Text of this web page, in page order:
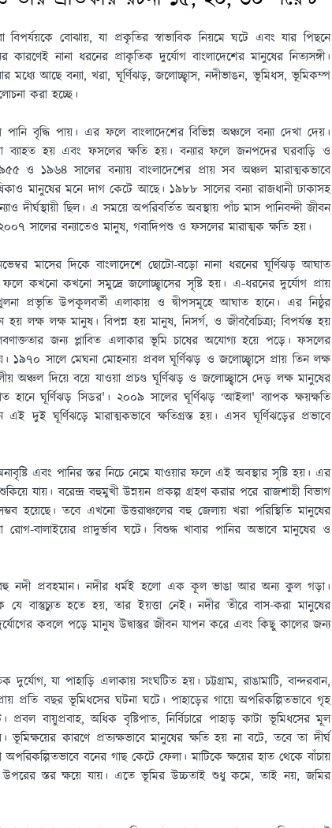
বােঝায়, যা প্রকৃতির স্বাভাবিক নিয়মে ঘটে এবং যার পিছনে
নানা ধরনের প্রাকৃতিক দুর্যোগ বাংলাদেশের মানুষের নিত্যসঙ্গী।
মধ্যে আছে বন্যা, খরা, ঘূর্ণিঝড়, জলোচ্ছ্বাস, নদীভাঙন, ভূমিধস, ভূমিকম্প
করা হচ্ছে।
বৃদ্ধি পায়। এর ফলে বাংলাদেশের বিভিন্ন অঞ্চলে বন্যা দেখা দেয়।
ব্যাহত হয় এবং ফসলের ক্ষতি হয়। বন্যার ফলে জনপদের ঘরবাড়ি ও
ও ১৯৬৪ সালের বন্যায় বাংলাদেশের প্রায় সব অঞ্চল মারাত্মকভাবে
মানুষের মনে দাগ কেটে আছে। ১৯৮৮ সালের বন্যা রাজধানী ঢাকাসহ
দীর্ঘস্থায়ী ছিল। এ সময়ে অপরিবর্তিত অবস্থায় পাঁচ মাস পানিবন্দী জীবন
সালের বন্যাতেও মানুষ, গবাদিপশু ও ফসলের মারাত্মক ক্ষতি হয়।
মাসের দিকে বাংলাদেশে ছােটো-বড়াে নানা ধরনের ঘূর্ণিঝড় আঘাত
কখনাে কখনাে সমুদ্রে জলােচ্ছ্বাসের সৃষ্টি হয়। এ-ধরনের দুর্যোগ প্রায়
খুলনা প্রভৃতি উপকূলবর্তী এলাকায় ও দ্বীপসমূহে আঘাত হানে। এর নিষ্ঠুর
লক্ষ লক্ষ মানুষ। বিপন্ন হয় মানুষ, নিসর্গ, ও জীববৈচিত্র্য; বিপর্যন্ত হয়
জন্য প্লাবিত এলাকার ভূমি চাষের অযােগ্য হয়ে পড়ে। ফসলের
১৯৭০ সালে মেঘনা মােহনায় প্রবল ঘূর্ণিঝড় ও জলােচ্ছ্বাসে প্রায় তিন লক্ষ
অঞ্চল দিয়ে বয়ে যাওয়া প্রচণ্ড ঘূর্ণিঝড় ও জলােচ্ছ্বাসে দেড় লক্ষ মানুষের
হানে ঘূর্ণিঝড় সিডর'। ২০০৯ সালের ঘূর্ণিঝড় ‘আইলা' ব্যাপক ক্ষয়ক্ষতি
দুই ঘূর্ণিঝড়ে মারাত্মকভাবে ক্ষতিগ্রস্ত হয়। এসব ঘূর্ণিঝড়ের প্রভাবে
এবং পানির স্তর নিচে নেমে যাওয়ার ফলে এই অবস্থার সৃষ্টি হয়। এর
যায়। বরেন্দ্র বহুমুখী উন্নয়ন প্রকল্প গ্রহণ করার পরে রাজশাহী বিভাগ
হয়েছে। তবে এখনাে উত্তরাঞ্চলের বহু জেলায় খরা পরিস্থিতি মানুষের
বালাইয়ের প্রাদুর্ভাব ঘটে। বিশুদ্ধ খাবার পানির অভাবে মানুষের ও
বহু নদী প্রবহমান। নদীর ধর্মই হলাে এক কূল ভাঙা আর অন্য কুল গড়া।
বাস্তুচ্যুত হতে হয়, তার ইয়ত্তা নেই। নদীর তীরে বাস-করা মানুষের
কবলে পড়ে মানুষ উদ্বাস্তুর জীবন যাপন করে এবং কিছু কালের জন্য
যা পাহাড়ি এলাকায় সংঘটিত হয়। চট্টগ্রাম, রাঙামাটি, বান্দরবান,
প্রতি বছর ভূমিধসের ঘটনা ঘটে। পাহাড়ের গায়ে অপরিকল্পিতভাবে গৃহ
প্রবল বায়ুপ্রবাহ, অধিক বৃষ্টিপাত, নির্বিচারে পাহাড় কাটা ভূমিধসের মূল
কারণে প্রত্যক্ষভাবে মানুষের ক্ষতি হয় না বটে, তবে তা দীর্ঘ
বনের গাছ কেটে ফেলা। মাটিকে ক্ষয়ের হাত থেকে বাঁচায়
উপরের স্তর ক্ষয়ে যায়। এতে ভূমির উচ্চতাই শুধু কমে, তাই নয়, জমির